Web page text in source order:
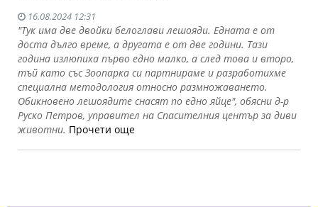
16.08.2024 12:31
"Тук има две двойки белоглави лешояди. Едната е от
доста дълго време, а другата е от две години. Тази
година излюпиха първо едно малко, а след това и второ,
тъй като със Зоопарка си партнираме и разработихме
специална методология относно размножаването.
Обикновено лешоядите снасят по едно яйце", обясни д-р
Руско Петров, управител на Спасителния център за диви
животни. Прочети още